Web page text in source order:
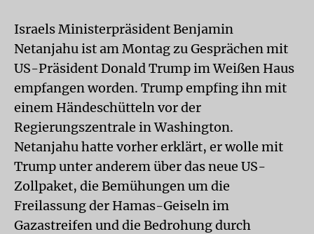
Israels Ministerpräsident Benjamin
Netanjahu ist am Montag zu Gesprächen mit
US-Präsident Donald Trump im Weißen Haus
empfangen worden. Trump empfing ihn mit
einem Händeschütteln vor der
Regierungszentrale in Washington.
Netanjahu hatte vorher erklärt, er wolle mit
Trump unter anderem über das neue US-
Zollpaket, die Bemühungen um die
Freilassung der Hamas-Geiseln im
Gazastreifen und die Bedrohung durch